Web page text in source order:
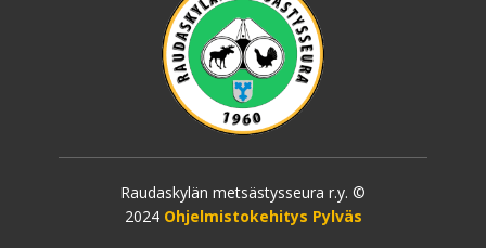
Raudaskylän metsästysseura r.y. ©
2024 Ohjelmistokehitys Pylväs